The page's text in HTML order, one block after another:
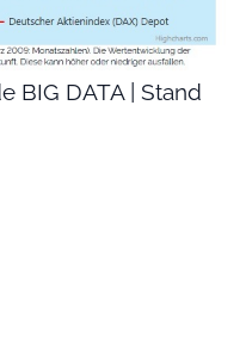
BIG DATA | Stand